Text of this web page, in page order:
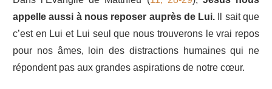
appelle aussi à nous reposer auprès de Lui.
Il sait que
c’est en Lui et Lui seul que nous trouverons le vrai repos
pour nos âmes, loin des distractions humaines qui ne
répondent pas aux grandes aspirations de notre cœur.